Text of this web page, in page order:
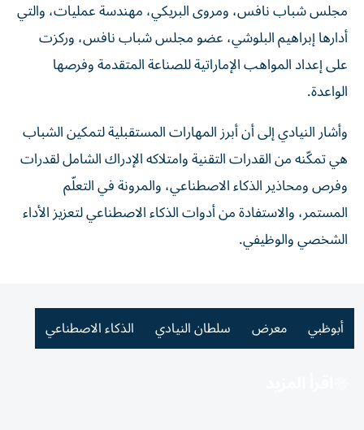
مجلس شباب نافس، ومروى البريكي، مهندسة عمليات، والتي
أدارها إبراهيم البلوشي، عضو مجلس شباب نافس، وركزت
على إعداد المواهب الإماراتية للصناعة المتقدمة وفرصها
الواعدة.
وأشار النيادي إلى أن أبرز المهارات المستقبلية لتمكين الشباب
هي تمكّنه من القدرات التقنية وامتلاكه الإدراك الشامل لقدرات
وفرص ومحاذير الذكاء الاصطناعي، والمرونة في التعلّم
المستمر، والاستفادة من أدوات الذكاء الاصطناعي لتعزيز الأداء
الشخصي والوظيفي.
أبوظبي معرض سلطان النيادي الذكاء الاصطناعي